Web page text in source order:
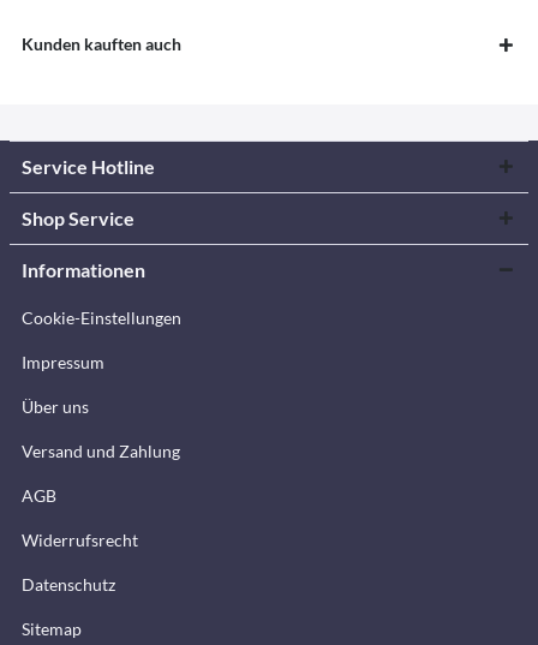
Kunden kauften auch
Service Hotline
Shop Service
Informationen
Cookie-Einstellungen
Impressum
Über uns
Versand und Zahlung
AGB
Widerrufsrecht
Datenschutz
Sitemap